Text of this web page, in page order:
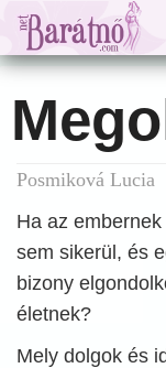
Posmiková Lucia
Ha az
sem sikerül, és
bizony
életnek?
Mely dolgok és